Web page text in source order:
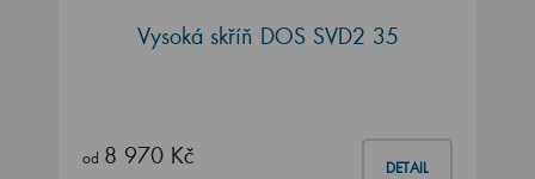
Vysoká skříň DOS SVD2 35
od 8 970 Kč DETAIL